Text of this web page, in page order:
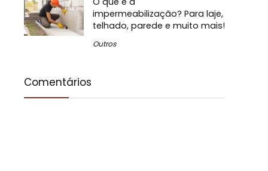
impermeabilização? Para laje,
telhado, parede e muito mais!
Outros
Comentários